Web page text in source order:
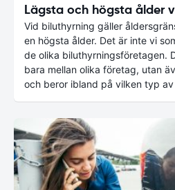
Lägsta och högsta ålder
Vid biluthyrning gäller
en högsta ålder. Det är inte vi
de olika biluthyrningsföretagen.
bara mellan olika företag, utan
och beror ibland på vilken typ